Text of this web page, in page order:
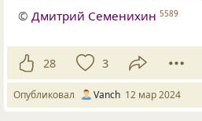
©Дмитрий Семенихин 5589
28 3
Опубликовал Vanch 12 мар 2024